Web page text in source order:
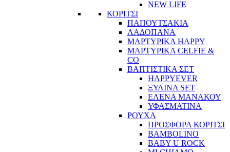
NEW LIFE
ΚΟΡΙΤΣΙ
ΠΑΠΟΥΤΣΑΚΙΑ
ΛΑΔΟΠΑΝΑ
ΜΑΡΤΥΡΙΚΑ HAPPY
ΜΑΡΤΥΡΙΚΑ CELFIE &
CO
ΒΑΠΤΙΣΤΙΚΑ ΣΕΤ
HAPPYEVER
ΞΥΛΙΝΑ SET
ΕΛΕΝΑ ΜΑΝΑΚΟΥ
ΥΦΑΣΜΑΤΙΝΑ
ΡΟΥΧΑ
ΠΡΟΣΦΟΡΑ ΚΟΡΙΤΣΙ
BAMBOLINO
BABY U ROCK